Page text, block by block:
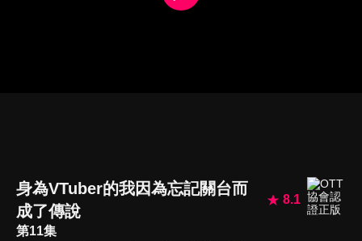
身為VTuber的我因為忘記關台而
成了傳說
8.1
第11集